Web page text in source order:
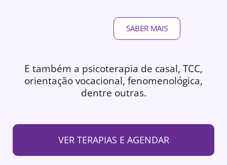
SABER MAIS
E também a psicoterapia de casal, TCC,
orientação vocacional, fenomenológica,
dentre outras.
VER TERAPIAS E AGENDAR